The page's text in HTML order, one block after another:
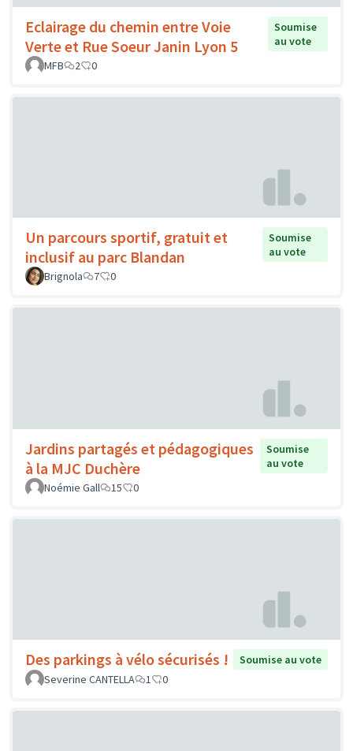
Eclairage du chemin entre Voie
Verte et Rue Soeur Janin Lyon 5
Soumise
au vote
MFB
2 0
Un parcours sportif, gratuit et
inclusif au parc Blandan
Soumise
au vote
Brignola
7 0
Jardins partagés et pédagogiques
à la MJC Duchère
Soumise
au vote
Noémie Gall
15 0
Des parkings à vélo sécurisés !
Soumise au vote
Severine CANTELLA
1 0